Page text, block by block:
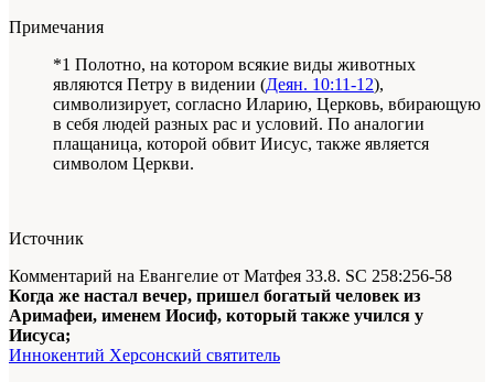
Примечания
*1 Полотно, на котором всякие виды животных
являются Петру в видении (Деян. 10:11-12),
символизирует, согласно Иларию, Церковь, вбирающую
в себя людей разных рас и условий. По аналогии
плащаница, которой обвит Иисус, также является
символом Церкви.
Источник
Комментарий на Евангелие от Матфея 33.8. SC 258:256-58
Когда же настал вечер, пришел богатый человек из
Аримафеи, именем Иосиф, который также учился у
Иисуса;
Иннокентий Херсонский святитель